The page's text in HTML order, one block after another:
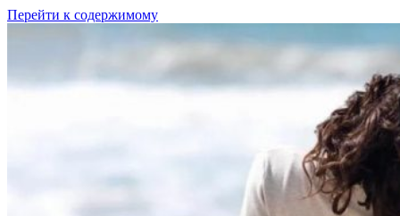
Перейти к содержимому